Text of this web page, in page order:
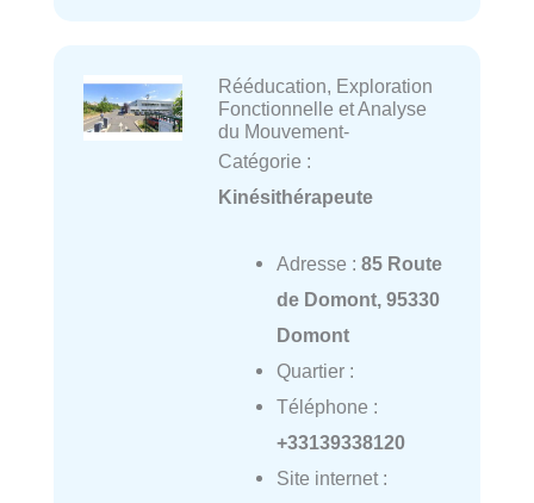
Rééducation, Exploration
Fonctionnelle et Analyse
du Mouvement-
Catégorie :
Kinésithérapeute
Adresse : 85 Route
de Domont, 95330
Domont
Quartier :
Téléphone :
+33139338120
Site internet :